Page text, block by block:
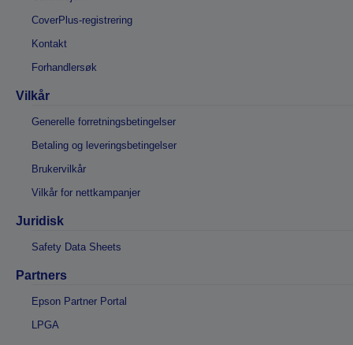
CoverPlus-registrering
Kontakt
Forhandlersøk
Vilkår
Generelle forretningsbetingelser
Betaling og leveringsbetingelser
Brukervilkår
Vilkår for nettkampanjer
Juridisk
Safety Data Sheets
Partners
Epson Partner Portal
LPGA